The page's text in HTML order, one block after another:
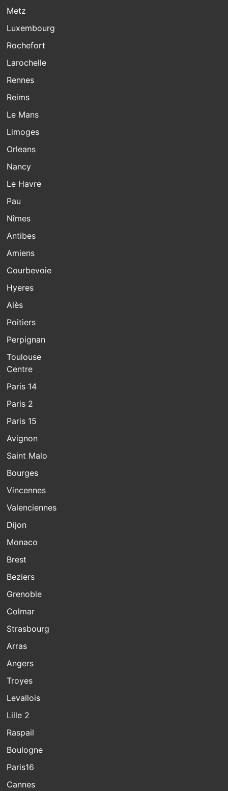
Metz
Luxembourg
Rochefort
Larochelle
Rennes
Reims
Le Mans
Limoges
Orleans
Nancy
Le Havre
Pau
Nîmes
Antibes
Amiens
Courbevoie
Hyeres
Alès
Poitiers
Perpignan
Toulouse
Centre
Paris 14
Paris 2
Paris 15
Avignon
Saint Malo
Bourges
Vincennes
Valenciennes
Dijon
Monaco
Brest
Beziers
Grenoble
Colmar
Strasbourg
Arras
Angers
Troyes
Levallois
Lille 2
Raspail
Boulogne
Paris16
Cannes